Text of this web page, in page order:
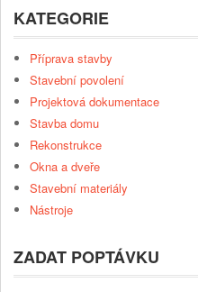
KATEGORIE
Příprava stavby
Stavební povolení
Projektová dokumentace
Stavba domu
Rekonstrukce
Okna a dveře
Stavební materiály
Nástroje
ZADAT POPTÁVKU